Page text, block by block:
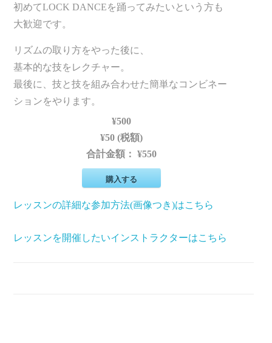
初めてLOCK DANCEを踊ってみたいという方も
大歓迎です。
リズムの取り方をやった後に、
基本的な技をレクチャー。
最後に、技と技を組み合わせた簡単なコンビネー
ションをやります。
¥500
¥50 (税額)
合計金額：¥550
購入する
レッスンの詳細な参加方法(画像つき)はこちら
レッスンを開催したいインストラクターはこちら